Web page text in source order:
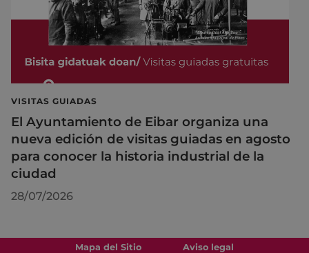
VISITAS GUIADAS
El Ayuntamiento de Eibar organiza una
nueva edición de visitas guiadas en agosto
para conocer la historia industrial de la
ciudad
28/07/2026
Mapa del Sitio Aviso legal